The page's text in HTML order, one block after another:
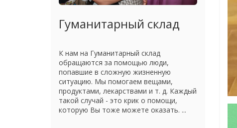
Гуманитарный склад
К нам на Гуманитарный склад
обращаются за помощью люди,
попавшие в сложную жизненную
ситуацию. Мы помогаем вещами,
продуктами, лекарствами и т. д. Каждый
такой случай - это крик о помощи,
которую Вы тоже можете оказать. ...